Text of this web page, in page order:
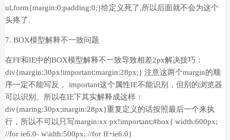
ul,form{margin:0;padding:0;}给定义死了,所以后面就不会为这个
头疼了.
7. BOX模型解释不一致问题
在FF和IE中的BOX模型解释不一致导致相差2px解决技巧：
div{margin:30px!important;margin:28px;} 注意这两个margin的顺
序一定不能写反， important这个属性IE不能识别，但别的浏览器
可以识别。所以在IE下其实解释成这样：
div{maring:30px;margin:28px}重复定义的话按照最后一个来执
行，所以不可以只写margin:xx px!important;#box{ width:600px;
//for ie6.0- w\idth:500px; //for ff+ie6.0}